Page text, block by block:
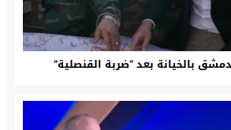
بالخيانة بعد “ضربة القنصلية”